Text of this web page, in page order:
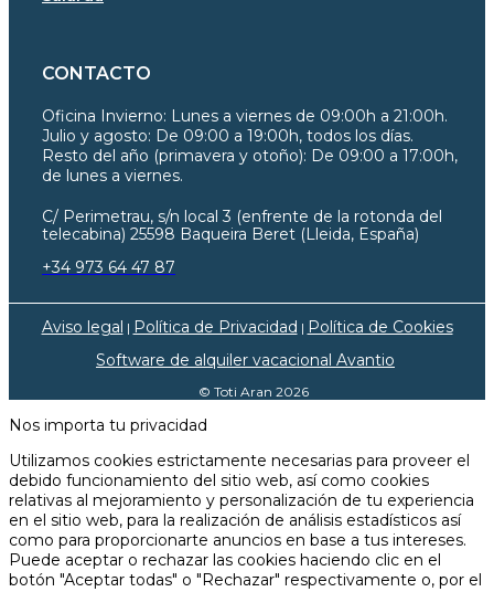
CONTACTO
Oficina Invierno: Lunes a viernes de 09:00h a 21:00h.
Julio y agosto: De 09:00 a 19:00h, todos los días.
Resto del año (primavera y otoño): De 09:00 a 17:00h,
de lunes a viernes.
C/ Perimetrau, s/n local 3 (enfrente de la rotonda del
telecabina) 25598 Baqueira Beret (Lleida, España)
+34 973 64 47 87
Aviso legal | Política de Privacidad | Política de Cookies
Software de alquiler vacacional Avantio
© Toti Aran 2026
Nos importa tu privacidad
Utilizamos cookies estrictamente necesarias para proveer el
debido funcionamiento del sitio web, así como cookies
relativas al mejoramiento y personalización de tu experiencia
en el sitio web, para la realización de análisis estadísticos así
como para proporcionarte anuncios en base a tus intereses.
Puede aceptar o rechazar las cookies haciendo clic en el
botón "Aceptar todas" o "Rechazar" respectivamente o, por el